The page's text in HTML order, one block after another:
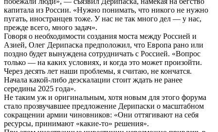
капитала из России. «Нужно понимать, что никого не нужно
пугать, иностранцев тоже. У нас не так много дел — у нас,
прежде всего, много задач».
Говоря о необходимости создания моста между Россией и
Азией, Олег Дерипаска предположил, что Европа рано или
поздно будет вынуждена сотрудничать с Россией. «Вопрос
только — на каких условиях, и когда это может произойти.
Через десять лет наши проблемы, я считаю, не кончатся.
Начала какой-либо деэскалации стоит ждать не ранее
середины 2025 года».
Не таким уж и оригинальным, хотя новым для этого форума
стало прозвучавшее предложение Дерипаски о масштабном
сокращении армии чиновников: «Они оттягивают на себя
ресурсы, принимают «какие-то» решения».